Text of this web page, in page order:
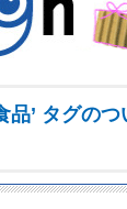
品’ タグの